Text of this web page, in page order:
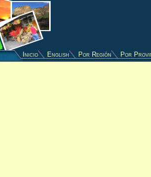
Inicio English Por Región Por